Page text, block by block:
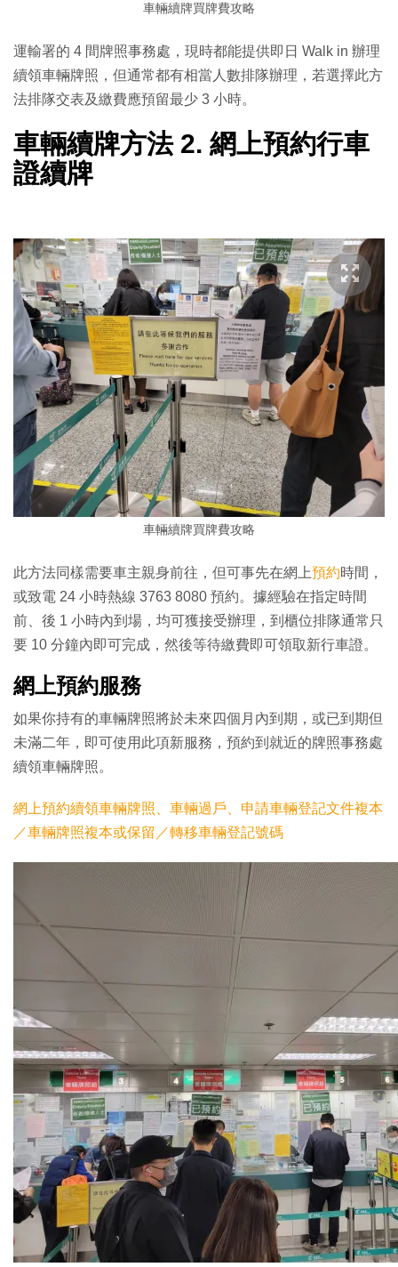
車輛續牌買牌費攻略
運輸署的 4 間牌照事務處，現時都能提供即日 Walk in 辦理
續領車輛牌照，但通常都有相當人數排隊辦理，若選擇此方
法排隊交表及繳費應預留最少 3 小時。
車輛續牌方法 2. 網上預約行車
證續牌
車輛續牌買牌費攻略
此方法同樣需要車主親身前往，但可事先在網上預約時間，
或致電 24 小時熱線 3763 8080 預約。據經驗在指定時間
前、後 1 小時內到場，均可獲接受辦理，到櫃位排隊通常只
要 10 分鐘內即可完成，然後等待繳費即可領取新行車證。
網上預約服務
如果你持有的車輛牌照將於未來四個月內到期，或已到期但
未滿二年，即可使用此項新服務，預約到就近的牌照事務處
續領車輛牌照。
網上預約續領車輛牌照、車輛過戶、申請車輛登記文件複本
／車輛牌照複本或保留／轉移車輛登記號碼